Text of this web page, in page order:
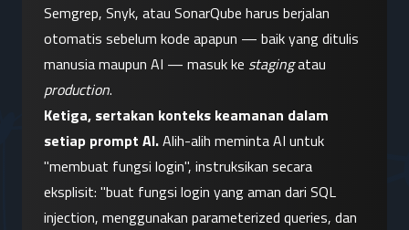
Semgrep, Snyk, atau SonarQube harus berjalan
otomatis sebelum kode apapun — baik yang ditulis
manusia maupun AI — masuk ke staging
production.
Ketiga, sertakan konteks keamanan dalam
setiap prompt AI. Alih-alih meminta AI untuk
"membuat fungsi login", instruksikan secara
eksplisit: "buat fungsi login yang aman dari SQL
injection, menggunakan parameterized queries, dan